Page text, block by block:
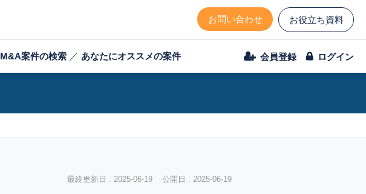
お問い合わせ お役立ち資料
M&A案件の検索 ／ あなたにオススメの案件 会員登録 ログイン
最終更新日 : 2025-06-19 公開日 : 2025-06-19